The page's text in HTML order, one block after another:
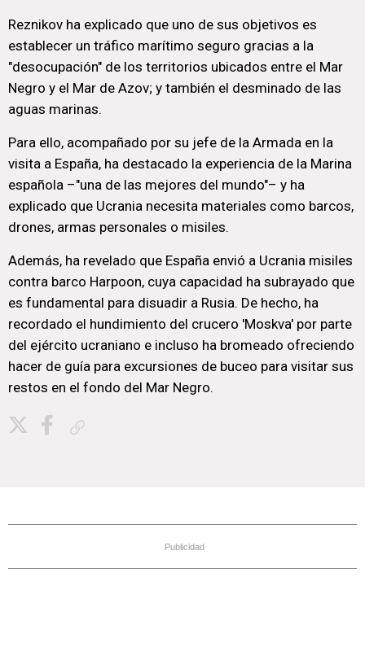
Reznikov ha explicado que uno de sus objetivos es
establecer un tráfico marítimo seguro gracias a la
"desocupación" de los territorios ubicados entre el Mar
Negro y el Mar de Azov; y también el desminado de las
aguas marinas.
Para ello, acompañado por su jefe de la Armada en la
visita a España, ha destacado la experiencia de la Marina
española –"una de las mejores del mundo"– y ha
explicado que Ucrania necesita materiales como barcos,
drones, armas personales o misiles.
Además, ha revelado que España envió a Ucrania misiles
contra barco Harpoon, cuya capacidad ha subrayado que
es fundamental para disuadir a Rusia. De hecho, ha
recordado el hundimiento del crucero 'Moskva' por parte
del ejército ucraniano e incluso ha bromeado ofreciendo
hacer de guía para excursiones de buceo para visitar sus
restos en el fondo del Mar Negro.
Publicidad